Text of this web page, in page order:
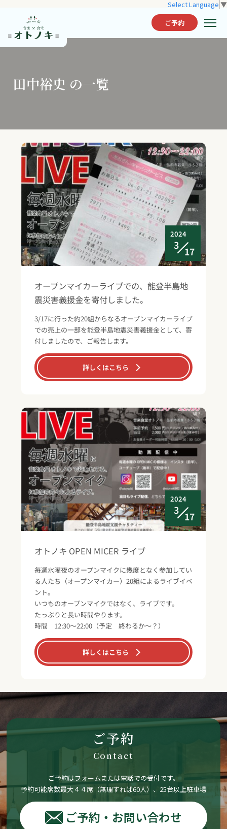
Select Language ▼
ご予約
田中裕史 の一覧
2024
3
17
オープンマイカーライブでの、能登半島地
震災害義援金を寄付しました。
3/17に行った約20組からなるオープンマイカーライブ
での売上の一部を能登半島地震災害義援金として、寄
付しましたので、ご報告します。
詳しくはこちら
2024
3
17
オトノキ OPEN MICER ライブ
毎週水曜夜のオープンマイクに幾度となく参加してい
る人たち（オープンマイカー）20組によるライブイベ
ント。
いつものオープンマイクではなく、ライブです。
たっぷりと長い時間やります。
時間 12:30～22:00（予定 終わるか～？）
詳しくはこちら
ご予約
Contact
ご予約はフォームまたは電話での受付です。
予約可能席数最大４４席（無理すれば60人）、25台以上駐車場
ご予約・お問い合わせ